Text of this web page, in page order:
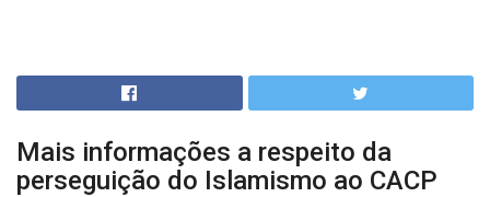
Mais informações a respeito da
perseguição do Islamismo ao CACP